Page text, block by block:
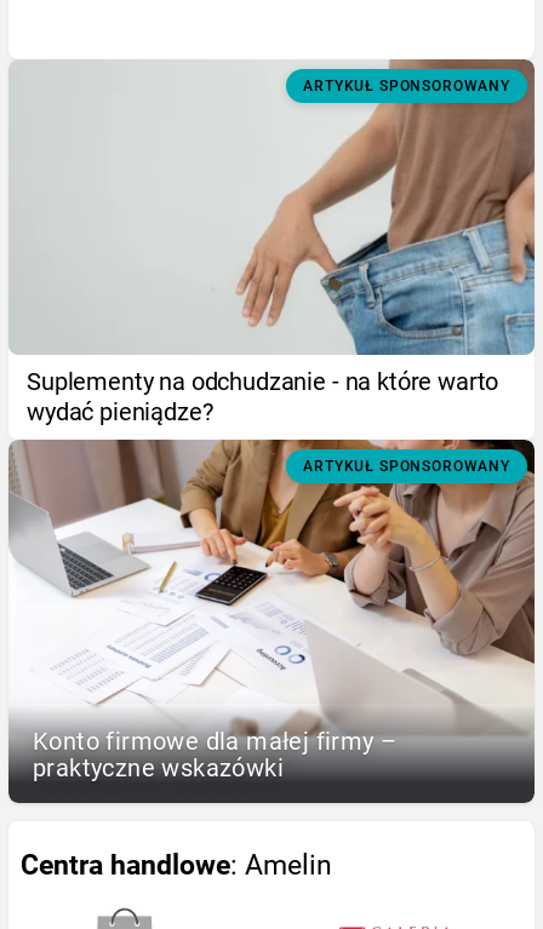
ARTYKUŁ SPONSOROWANY
Suplementy na odchudzanie - na które warto
wydać pieniądze?
ARTYKUŁ SPONSOROWANY
Konto firmowe dla małej firmy –
praktyczne wskazówki
Centra handlowe: Amelin